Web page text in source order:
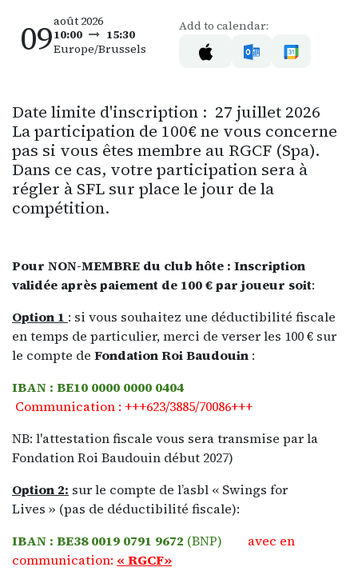
09août 2026
10:00
15:30
Europe/Brussels
Add to calendar:
Date limite d'inscription : 27 juillet 2026
La participation de 100€ ne vous concerne
pas si vous êtes membre au RGCF (Spa).
Dans ce cas, votre participation sera à
régler à SFL sur place le jour de la
compétition.
Pour NON-MEMBRE du club hôte : Inscription
validée après paiement de 100 € par joueur soit:
Option 1 : si vous souhaitez une déductibilité fiscale
en temps de particulier, merci de verser les 100 € sur
le compte de Fondation Roi Baudouin :
IBAN : BE10 0000 0000 0404
Communication : +++623/3885/70086+++
NB: l'attestation fiscale vous sera transmise par la
Fondation Roi Baudouin début 2027)
Option 2: sur le compte de l’asbl « Swings for
Lives » (pas de déductibilité fiscale):
IBAN : BE38 0019 0791 9672 (BNP)
avec en
communication: « RGCF»